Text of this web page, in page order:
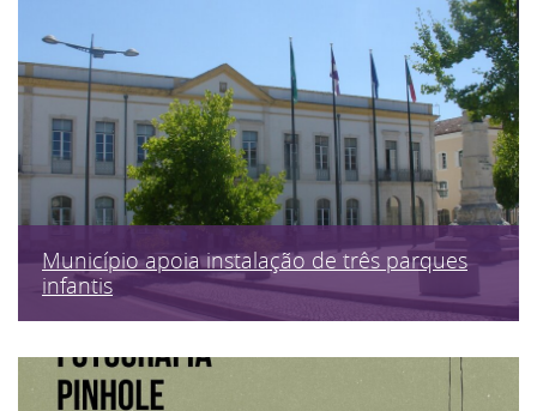
Município apoia instalação de três parques
infantis